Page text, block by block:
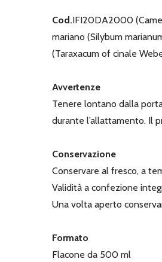
Cod.IFI20DA2000
mariano (Silybum
(Taraxacum of cinale
Avvertenze
Tenere lontano dalla
durante l’allattamento. Il
Conservazione
Conservare al fresco, a
Validità a confezione
Una volta aperto
Formato
Flacone da 500 ml